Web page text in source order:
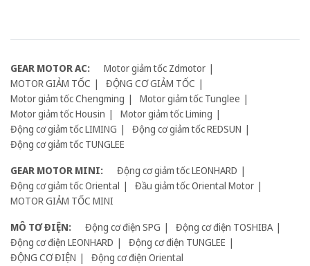
GEAR MOTOR AC:
Motor giảm tốc Zdmotor
MOTOR GIẢM TỐC
ĐỘNG CƠ GIẢM TỐC
Motor giảm tốc Chengming
Motor giảm tốc Tunglee
Motor giảm tốc Housin
Motor giảm tốc Liming
Động cơ giảm tốc LIMING
Động cơ giảm tốc REDSUN
Động cơ giảm tốc TUNGLEE
GEAR MOTOR MINI:
Động cơ giảm tốc LEONHARD
Động cơ giảm tốc Oriental
Đầu giảm tốc Oriental Motor
MOTOR GIẢM TỐC MINI
MÔ TƠ ĐIỆN:
Động cơ điện SPG
Động cơ điện TOSHIBA
Động cơ điện LEONHARD
Động cơ điện TUNGLEE
ĐỘNG CƠ ĐIỆN
Động cơ điện Oriental